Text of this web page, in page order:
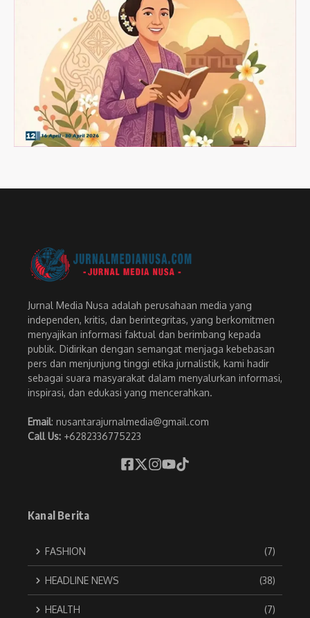
Jurnal Media Nusa adalah perusahaan media yang
independen, kritis, dan berintegritas, yang berkomitmen
menyajikan informasi faktual dan berimbang kepada
publik. Didirikan dengan semangat menjaga kebebasan
pers dan menjunjung tinggi etika jurnalistik, kami hadir
sebagai suara masyarakat dalam menyalurkan informasi,
inspirasi, dan edukasi yang mencerahkan.
Email: nusantarajurnalmedia@gmail.com
Call Us: +6282336775223
Kanal Berita
FASHION (7)
HEADLINE NEWS (38)
HEALTH (7)